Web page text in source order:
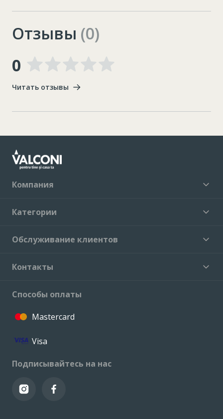
Отзывы (0)
0
Читать отзывы
Компания
Категории
Обслуживание клиентов
Контакты
Способы оплаты
Mastercard
Visa
Подписывайтесь на нас